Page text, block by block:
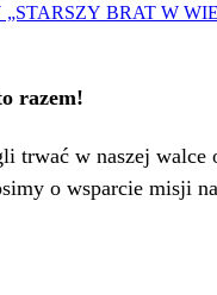
BRAT W
razem!
trwać w naszej walce
o wsparcie misji